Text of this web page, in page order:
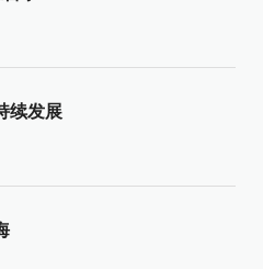
续发展